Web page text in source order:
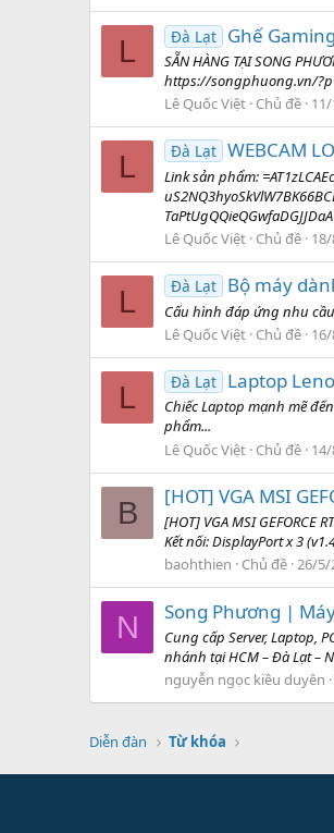
L Đà Lạt Ghế
SẴN HÀNG TẠI SONG
https://songphuong.vn/
Lê Quốc Việt Chủ đề
L Đà Lạt WEBCAM
Link sản phẩm:
Lê Quốc Việt Chủ đề
L Đà Lạt Bộ máy
Cấu hình đáp ứng nhu
Lê Quốc Việt Chủ đề
L Đà Lạt Laptop
Chiếc Laptop mạnh mẽ
phẩm...
Lê Quốc Việt Chủ đề
B [HOT] VGA MSI
[HOT] VGA MSI
Kết nối: DisplayPort x 3
baohthien
Chủ đề 26/5/
N Song Phương |
Cung cấp Server, Laptop,
nhánh tại HCM – Đà Lạt –
nguyễn ngọc kiều duyên
Diễn đàn Từ khóa